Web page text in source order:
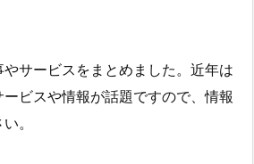
サービスをまとめました。近年は
ビスや情報が話題ですので、情報
。